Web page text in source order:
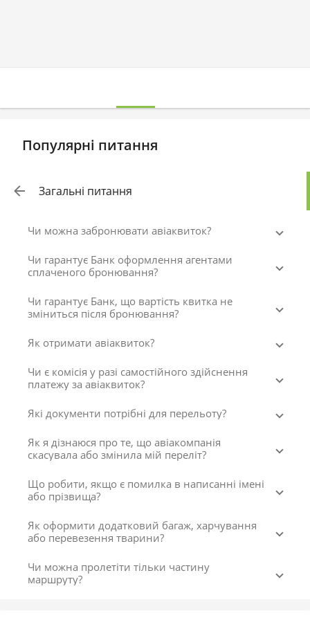
Популярні питання
Загальні питання
Чи можна забронювати авіаквиток?
Чи гарантує Банк оформлення агентами
сплаченого бронювання?
Чи гарантує Банк, що вартість квитка не
зміниться після бронювання?
Як отримати авіаквиток?
Чи є комісія у разі самостійного здійснення
платежу за авіаквиток?
Які документи потрібні для перельоту?
Як я дізнаюся про те, що авіакомпанія
скасувала або змінила мій переліт?
Що робити, якщо є помилка в написанні імені
або прізвища?
Як оформити додатковий багаж, харчування
або перевезення тварини?
Чи можна пролетіти тільки частину
маршруту?